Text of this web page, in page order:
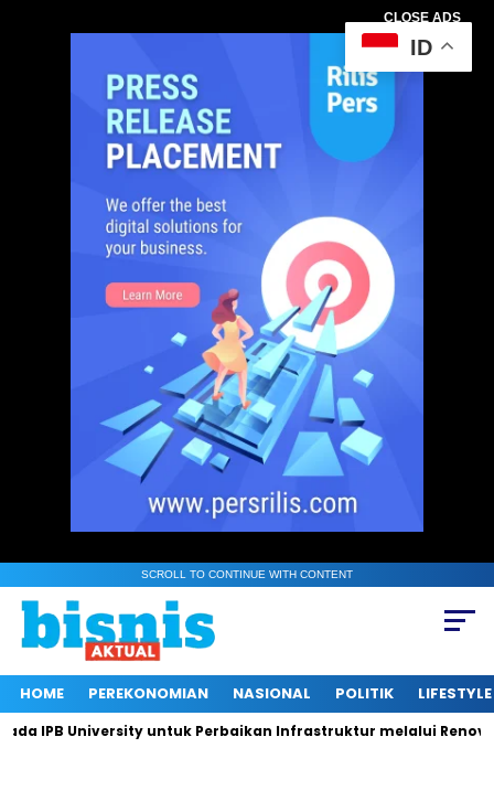
CLOSE ADS
SCROLL TO CONTINUE WITH CONTENT
HOME PEREKONOMIAN NASIONAL POLITIK LIFESTYLE
IPB University untuk Perbaikan Infrastruktur melalui
ID